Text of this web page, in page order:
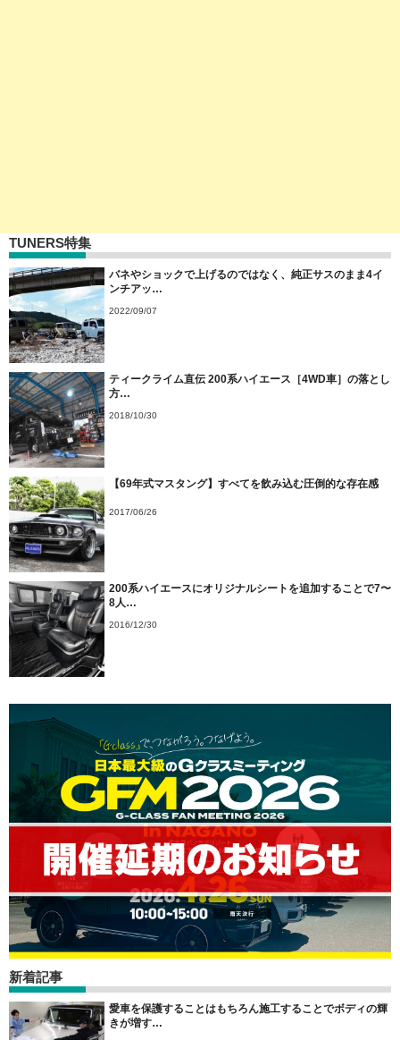
TUNERS特集
バネやショックで上げるのではなく、純正サスのまま4イ
ンチアッ…
2022/09/07
ティークライム直伝 200系ハイエース［4WD車］の落とし
方…
2018/10/30
【69年式マスタング】すべてを飲み込む圧倒的な存在感
2017/06/26
200系ハイエースにオリジナルシートを追加することで7〜
8人…
2016/12/30
新着記事
愛車を保護することはもちろん施工することでボディの輝
きが増す…